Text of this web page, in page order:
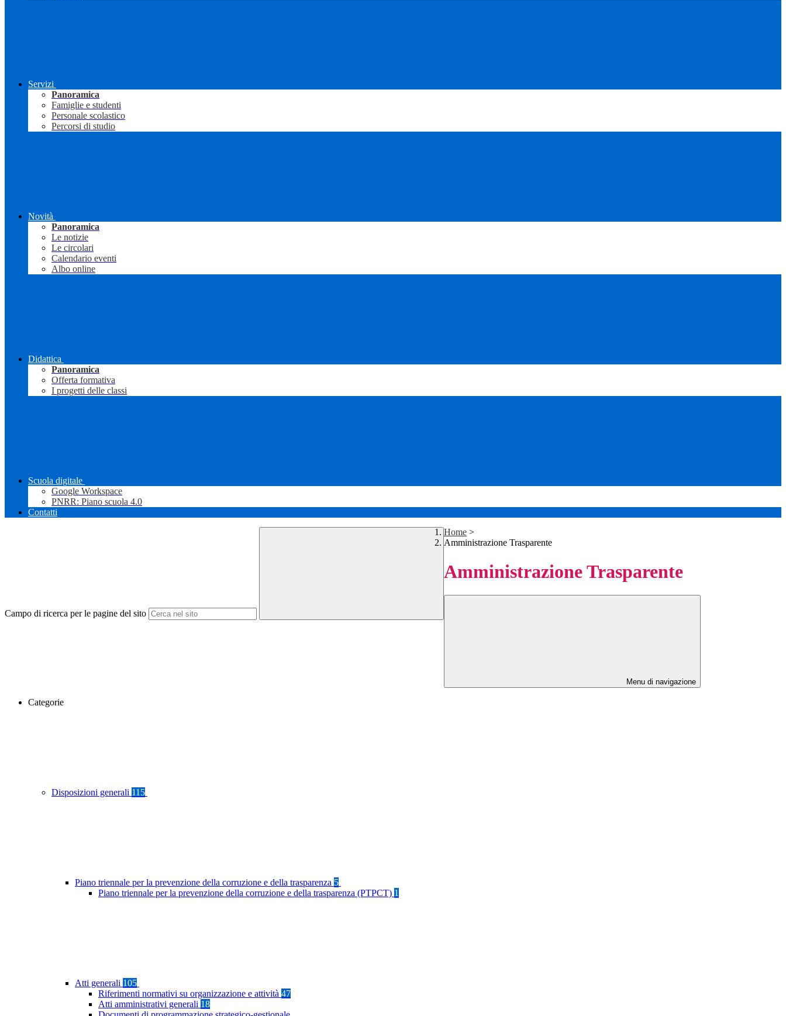
Servizi
Panoramica
Famiglie e studenti
Personale scolastico
Percorsi di studio
Novità
Panoramica
Le notizie
Le circolari
Calendario eventi
Albo online
Didattica
Panoramica
Offerta formativa
I progetti delle classi
Scuola digitale
Google Workspace
PNRR: Piano scuola 4.0
Contatti
Campo di ricerca per le pagine del sito
Home >
Amministrazione Trasparente
Amministrazione Trasparente
Menu di navigazione
Categorie
Disposizioni generali 115
Piano triennale per la prevenzione della corruzione e della trasparenza 5
Piano triennale per la prevenzione della corruzione e della trasparenza (PTPCT) 1
Atti generali 105
Riferimenti normativi su organizzazione e attività 47
Atti amministrativi generali 18